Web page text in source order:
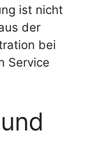
ist nicht
der
bei
Service